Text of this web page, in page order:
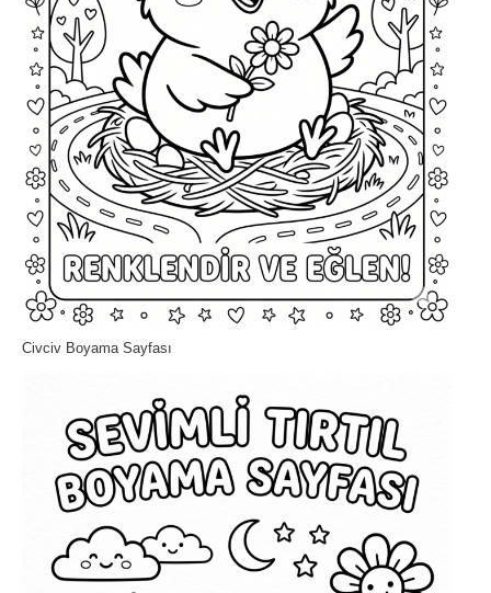
Civciv Boyama Sayfası